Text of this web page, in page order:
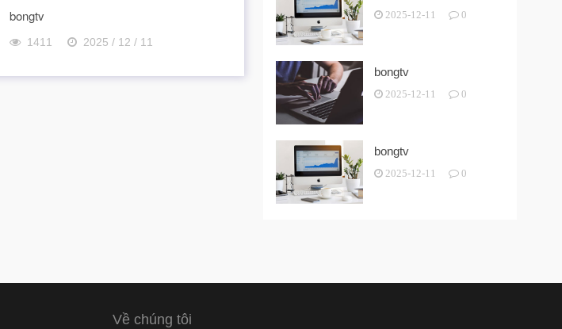
bongtv
1411 2025 / 12 / 11
2025-12-11 0
bongtv
2025-12-11 0
bongtv
2025-12-11 0
Về chúng tôi